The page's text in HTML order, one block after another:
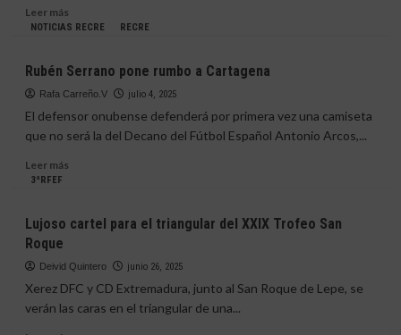
en
de
la
Leer másLeer
más
Recreativo
vuelve
a
mirar
Primera
su
NOTICIAS RECRE RECRE
Rubén Serrano pone rumbo a Cartagena
Rafa Carreño.V julio 4, 2025
El defensor onubense defenderá por primera vez una camiseta
que no será la del Decano del Fútbol Español Antonio Arcos,...
Leer másLeer
Serrano
rumbo
a
Cartagena
3ªRFEF
Lujoso cartel para el triangular del XXIX Trofeo San
Roque
Deivid Quintero junio 26, 2025
Xerez DFC y CD Extremadura, junto al San Roque de Lepe, se
verán las caras en el triangular de una...